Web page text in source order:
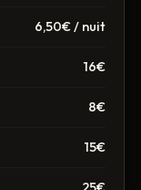
6,50€/ nuit
16€
8€
15€